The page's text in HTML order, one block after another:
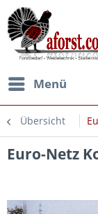
Menü
Übersicht
Euro-Netz